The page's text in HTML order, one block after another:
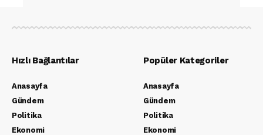
Hızlı Bağlantılar
Anasayfa
Gündem
Politika
Ekonomi
Popüler Kategoriler
Anasayfa
Gündem
Politika
Ekonomi